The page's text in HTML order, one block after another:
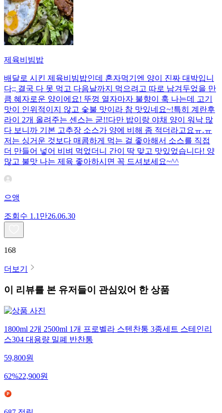
제육비빔밥
배달로 시킨 제육비빔밥인데 혼자먹기엔 양이 진짜 대박입니
다;; 결국 다 못 먹고 다음날까지 먹으려고 따로 남겨두었을 만
큼 혜자로운 양이에요! 뚜껑 열자마자 불향이 훅 나는데 고기
맛이 인위적이지 않고 숯불 맛이라 참 맛있네요~!특히 계란후
라이 2개 올려주는 센스는 굳!! ​다만 밥이랑 야채 양이 워낙 많
다 보니까 기본 고추장 소스가 양에 비해 좀 적더라고요ㅠ.ㅠ
저는 싱거운 것보다 매콤하게 먹는 걸 좋아해서 소스를 직접
더 만들어 넣어 비벼 먹었더니 간이 딱 맞고 맛있었습니다! 양
많고 불맛 나는 제육 좋아하시면 꼭 드셔보세요~^^
으앵
조회수 1.1만26.06.30
168
더보기
이 리뷰를 본 유저들이 관심있어 한 상품
1800ml 2개 2500ml 1개 프로벨라 스텐찬통 3종세트 스테인리
스304 대용량 밀폐 반찬통
59,800원
62%22,900원